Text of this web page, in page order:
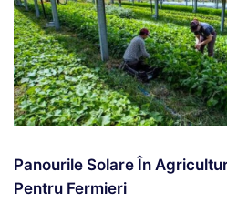
Panourile Solare În
Pentru Fermieri